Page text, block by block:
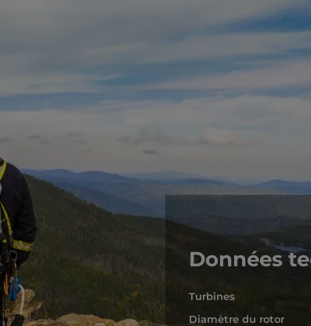
Données
Turbines
Diamètre du rotor